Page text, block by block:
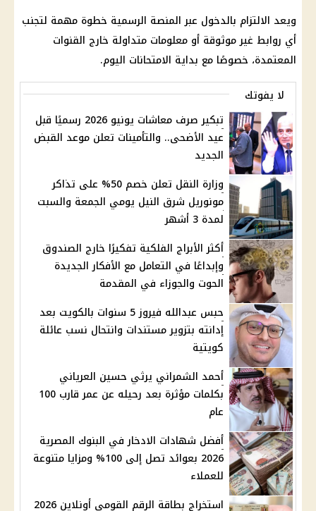
ويعد الالتزام بالدخول عبر المنصة الرسمية خطوة مهمة لتجنب
أي روابط غير موثوقة أو معلومات متداولة خارج القنوات
المعتمدة، خصوصًا مع بداية الامتحانات اليوم.
لا يفوتك
تبكير صرف معاشات يونيو 2026 رسميًا قبل
عيد الأضحى.. والتأمينات تعلن موعد القبض
الجديد
وزارة النقل تعلن خصم 50% على تذاكر
مونوريل شرق النيل يومي الجمعة والسبت
لمدة 3 أشهر
أكثر الأبراج الفلكية تفكيرًا خارج الصندوق
وإبداعًا في التعامل مع الأفكار الجديدة
الحوت والجوزاء في المقدمة
حبس عبدالله فيروز 5 سنوات بالكويت بعد
إدانته بتزوير مستندات وانتحال نسب عائلة
كويتية
أحمد الشمراني يرثي حسين العرياني
بكلمات مؤثرة بعد رحيله عن عمر قارب 100
عام
أفضل شهادات الادخار في البنوك المصرية
2026 بعوائد تصل إلى 100% ومزايا متنوعة
للعملاء
استخراج بطاقة الرقم القومي أونلاين 2026